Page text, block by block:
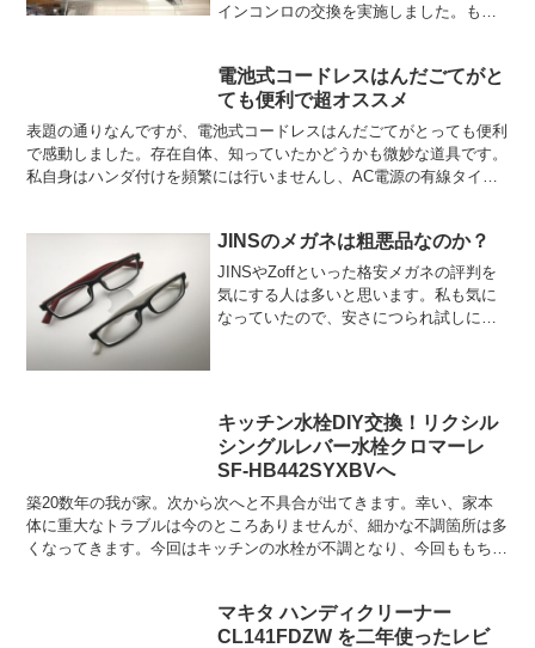
インコンロの交換を実施しました。もち
満足げだったのですが、視線を上げると
古くさい巨大フー...
電池式コードレスはんだごてがと
ても便利で超オススメ
表題の通りなんですが、電池式コードレスはんだごてがとっても便利
で感動しました。存在自体、知っていたかどうかも微妙な道具です。
私自身はハンダ付けを頻繁には行いませんし、AC電源の有線タイプ
JINSのメガネは粗悪品なのか？
JINSやZoffといった格安メガネの評判を
気にする人は多いと思います。私も気に
なっていたので、安さにつられ試しに作
キッチン水栓DIY交換！リクシル
シングルレバー水栓クロマーレ
SF-HB442SYXBVへ
築20数年の我が家。次から次へと不具合が出てきます。幸い、家本
体に重大なトラブルは今のところありませんが、細かな不調箇所は多
くなってきます。今回はキッチンの水栓が不調となり、今回ももちろ
マキタ ハンディクリーナー
CL141FDZW を二年使ったレビ